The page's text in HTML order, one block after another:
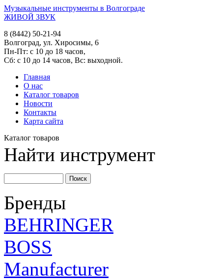
Музыкальные инструменты в Волгограде
ЖИВОЙ ЗВУК
8 (8442) 50-21-94
Волгоград, ул. Хиросимы, 6
Пн-Пт: с 10 до 18 часов,
Сб: с 10 до 14 часов, Вс: выходной.
Главная
О нас
Каталог товаров
Новости
Контакты
Карта сайта
Каталог товаров
Найти инструмент
Бренды
BEHRINGER
BOSS
Manufacturer